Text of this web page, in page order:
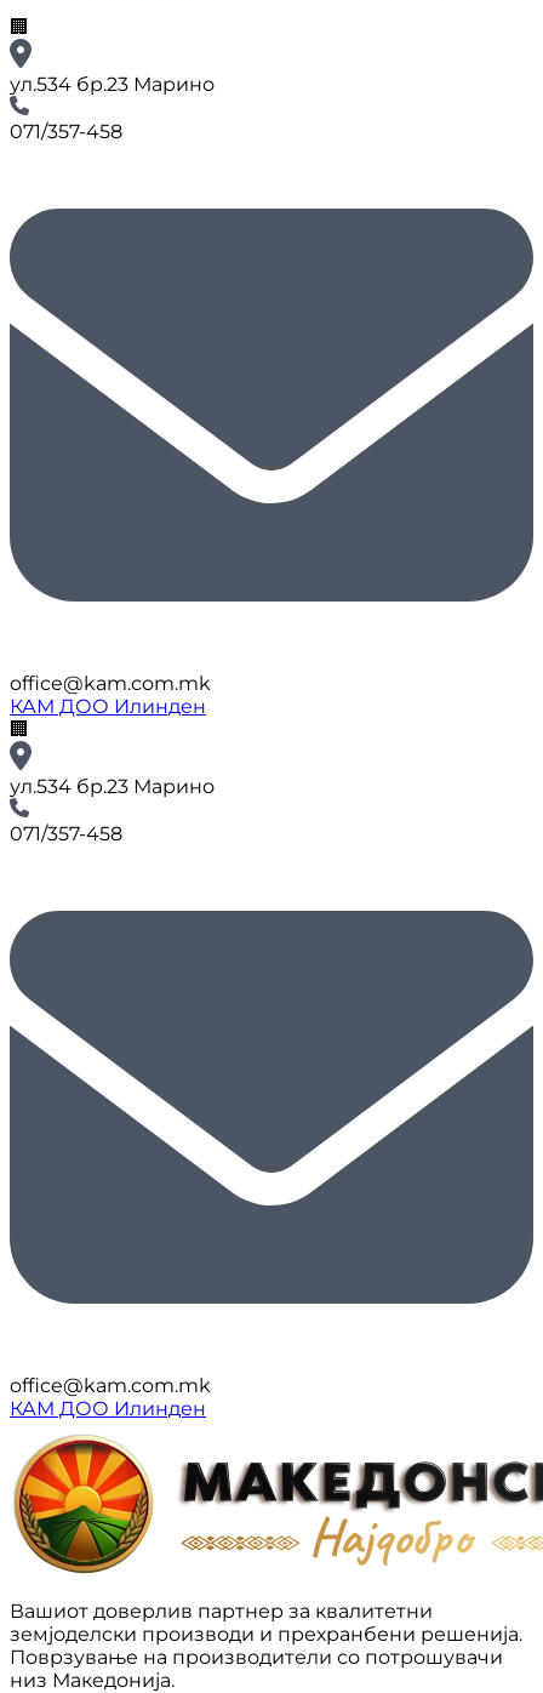
🏢
ул.534 бр.23 Марино
071/357-458
office@kam.com.mk
КАМ ДОО Илинден
🏢
ул.534 бр.23 Марино
071/357-458
office@kam.com.mk
КАМ ДОО Илинден
Вашиот доверлив партнер за квалитетни
земјоделски производи и прехранбени решенија.
Поврзување на производители со потрошувачи
низ Македонија.